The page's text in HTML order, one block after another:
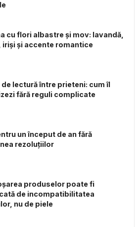
cu flori albastre și mov: lavandă,
iriși și accente romantice
de lectură între prieteni: cum îl
fără reguli complicate
un început de an fără
rezoluțiilor
produselor poate fi
de incompatibilitatea
nu de piele